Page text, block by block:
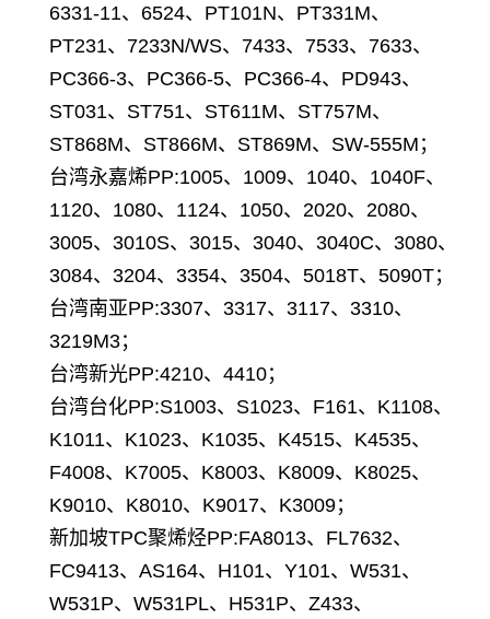
6331-11、6524、PT101N、PT331M、
PT231、7233N/WS、7433、7533、7633、
PC366-3、PC366-5、PC366-4、PD943、
ST031、ST751、ST611M、ST757M、
ST868M、ST866M、ST869M、SW-555M；
台湾永嘉烯PP:1005、1009、1040、1040F、
1120、1080、1124、1050、2020、2080、
3005、3010S、3015、3040、3040C、3080、
3084、3204、3354、3504、5018T、5090T；
台湾南亚PP:3307、3317、3117、3310、
3219M3；
台湾新光PP:4210、4410；
台湾台化PP:S1003、S1023、F161、K1108、
K1011、K1023、K1035、K4515、K4535、
F4008、K7005、K8003、K8009、K8025、
K9010、K8010、K9017、K3009；
新加坡TPC聚烯烃PP:FA8013、FL7632、
FC9413、AS164、H101、Y101、W531、
W531P、W531PL、H531P、Z433、